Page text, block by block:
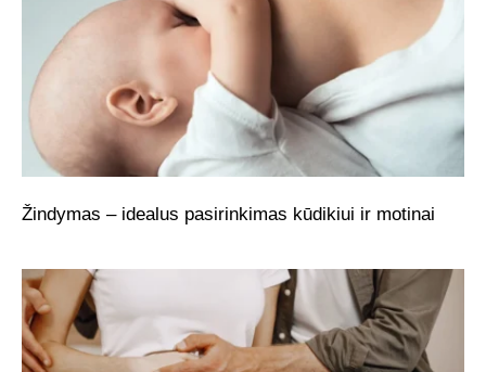
Žindymas – idealus pasirinkimas kūdikiui ir motinai